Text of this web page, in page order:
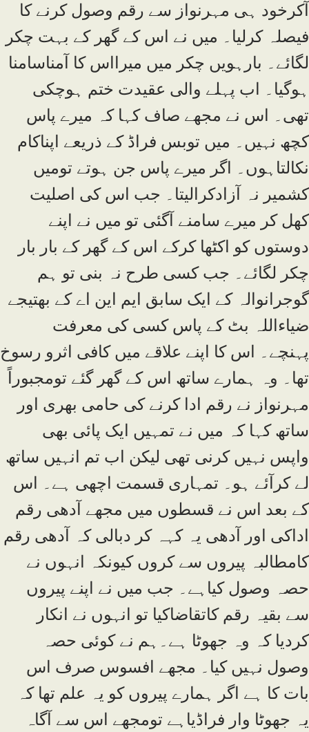
آکرخود ہی مہرنواز سے رقم وصول کرنے کا
فیصلہ کرلیا۔ میں نے اس کے گھر کے بہت چکر
لگائے۔ بارہویں چکر میں میرااس کا آمناسامنا
ہوگیا۔ اب پہلے والی عقیدت ختم ہوچکی
تھی۔ اس نے مجھے صاف کہا کہ میرے پاس
کچھ نہیں۔ میں توبس فراڈ کے ذریعے اپناکام
نکالتاہوں۔ اگر میرے پاس جن ہوتے تومیں
کشمیر نہ آزادکرالیتا۔ جب اس کی اصلیت
کھل کر میرے سامنے آگئی تو میں نے اپنے
دوستوں کو اکٹھا کرکے اس کے گھر کے بار بار
چکر لگائے۔ جب کسی طرح نہ بنی تو ہم
گوجرانوالہ کے ایک سابق ایم این اے کے بھتیجے
ضیاءاللہ بٹ کے پاس کسی کی معرفت
پہنچے۔ اس کا اپنے علاقے میں کافی اثرو رسوخ
تھا۔ وہ ہمارے ساتھ اس کے گھر گئے تومجبوراً
مہرنواز نے رقم ادا کرنے کی حامی بھری اور
ساتھ کہا کہ میں نے تمہیں ایک پائی بھی
واپس نہیں کرنی تھی لیکن اب تم انہیں ساتھ
لے کرآئے ہو۔ تمہاری قسمت اچھی ہے۔ اس
کے بعد اس نے قسطوں میں مجھے آدھی رقم
اداکی اور آدھی یہ کہہ کر دبالی کہ آدھی رقم
کامطالبہ پیروں سے کروں کیونکہ انہوں نے
حصہ وصول کیاہے۔ جب میں نے اپنے پیروں
سے بقیہ رقم کاتقاضاکیا تو انہوں نے انکار
کردیا کہ وہ جھوٹا ہے۔ہم نے کوئی حصہ
وصول نہیں کیا۔ مجھے افسوس صرف اس
بات کا ہے اگر ہمارے پیروں کو یہ علم تھا کہ
یہ جھوٹا وار فراڈیاہے تومجھے اس سے آگاہ